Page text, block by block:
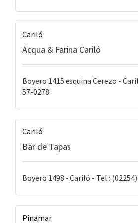
Cariló
Acqua & Farina Cariló
Boyero 1415 esquina Cerezo -
57-0278
Cariló
Bar de Tapas
Boyero 1498 - Cariló - Tel.:
Pinamar